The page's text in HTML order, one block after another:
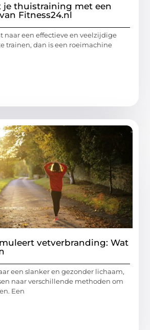
je thuistraining met een
Fitness24.nl
naar een effectieve en veelzijdige
trainen, dan is een roeimachine
vetverbranding: Wat
een slanker en gezonder lichaam,
naar verschillende methoden om
Een